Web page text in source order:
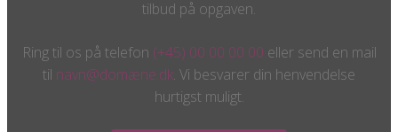
tilbud på opgaven.
Ring til os på telefon (+45) 00 00 00 00 eller send en mail
til navn@domæne.dk. Vi besvarer din henvendelse
hurtigst muligt.